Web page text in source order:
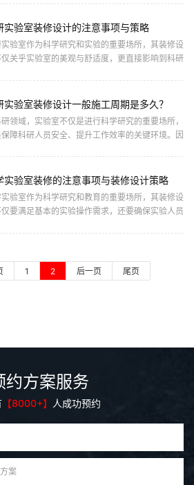
进而促进科研创新与发展。下面小编将深入探讨
实验室装修设计的注意事项与策略
验室作为科学研究和实验的重要场所，其装修设
关乎实验室的美观与舒适度，更直接影响到科研
的稳定运行，同时降低潜在的安全风险。因此，
素，
实验室装修设计一般施工周期是多久？
领域，实验室不仅是进行科学研究的重要场所，
障科研人员安全、提升工作效率的关键环境。因
探讨科研实验室装修设计的一般施工周期，并从多
实验室装修的注意事项与装修设计策略
验室作为科学研究和教育的重要场所，其装修设
要满足基本的实验操作需求，还要确保实验人员
识标牌等。本文将详细探讨化学实验室装修的注
及
1 2 后一页 尾页
约方案服务
【8000+】 人成功预约